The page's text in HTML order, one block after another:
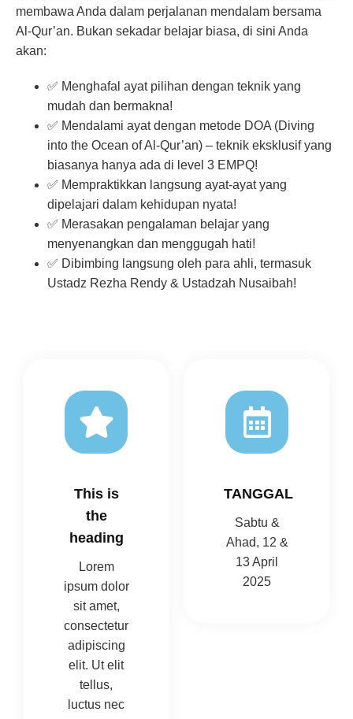
membawa Anda dalam perjalanan mendalam bersama
Al-Qur’an. Bukan sekadar belajar biasa, di sini Anda
akan:
✅ Menghafal ayat pilihan dengan teknik yang
mudah dan bermakna!
✅ Mendalami ayat dengan metode DOA (Diving
into the Ocean of Al-Qur’an) – teknik eksklusif yang
biasanya hanya ada di level 3 EMPQ!
✅ Mempraktikkan langsung ayat-ayat yang
dipelajari dalam kehidupan nyata!
✅ Merasakan pengalaman belajar yang
menyenangkan dan menggugah hati!
✅ Dibimbing langsung oleh para ahli, termasuk
Ustadz Rezha Rendy & Ustadzah Nusaibah!
This is
the
heading
Lorem
ipsum dolor
sit amet,
consectetur
adipiscing
elit. Ut elit
tellus,
luctus nec
TANGGAL
Sabtu &
Ahad, 12 &
13 April
2025